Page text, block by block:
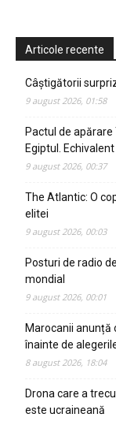
Articole recente
Câștigătorii
9 august 2026, 01:58
Pactul de
Egiptul.
9 august 2026, 00:37
The Atlantic: O
elitei
9 august 2026, 00:03
Posturi de radio
mondial
9 august 2026, 00:01
Marocanii anunță
înainte de
8 august 2026, 18:04
Drona care a
este ucraineană